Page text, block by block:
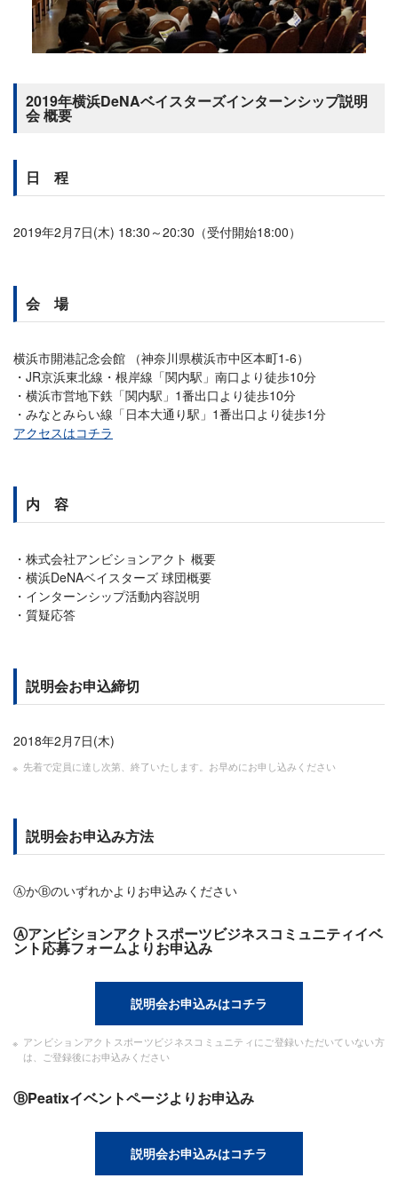
2019年横浜DeNAベイスターズインターンシップ説明
会 概要
日 程
2019年2月7日(木) 18:30～20:30（受付開始18:00）
会 場
横浜市開港記念会館 （神奈川県横浜市中区本町1-6）
JR京浜東北線・根岸線「関内駅」南口より徒歩10分
横浜市営地下鉄「関内駅」1番出口より徒歩10分
みなとみらい線「日本大通り駅」1番出口より徒歩1分
アクセスはコチラ
内 容
株式会社アンビションアクト 概要
横浜DeNAベイスターズ 球団概要
インターンシップ活動内容説明
質疑応答
説明会お申込締切
2018年2月7日(木)
先着で定員に達し次第、終了いたします。お早めにお申し込みください
説明会お申込み方法
ⒶかⒷのいずれかよりお申込みください
Ⓐアンビションアクトスポーツビジネスコミュニティイベ
ント応募フォームよりお申込み
説明会お申込みはコチラ
アンビションアクトスポーツビジネスコミュニティにご登録いただいていない方
は、ご登録後にお申込みください
ⒷPeatixイベントページよりお申込み
説明会お申込みはコチラ